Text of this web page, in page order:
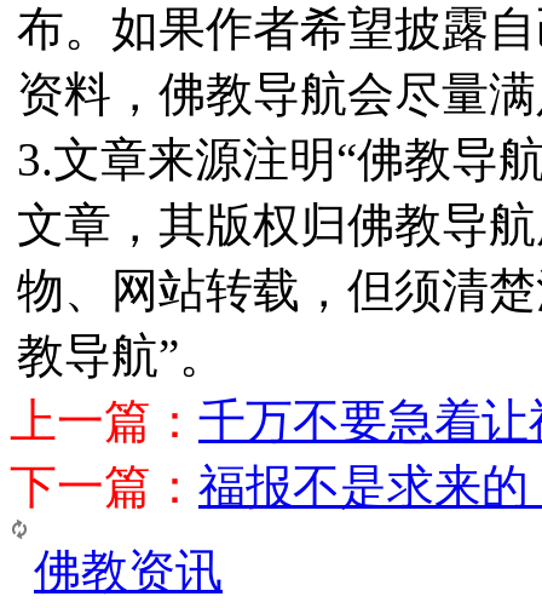
布。如果作者希望披露
资料，佛教导航会尽量
3.文章来源注明“佛教导
文章，其版权归佛教导
物、网站转载，但须清
教导航”。
上一篇： 千万不要急着
下一篇： 福报不是求来
佛教资讯